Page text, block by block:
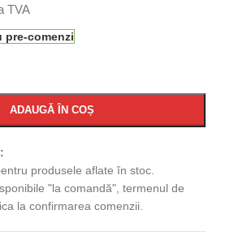
TVA
pre-comenzi
ADAUGĂ ÎN COȘ
produsele aflate în stoc.
"la comandă", termenul de
la confirmarea comenzii.